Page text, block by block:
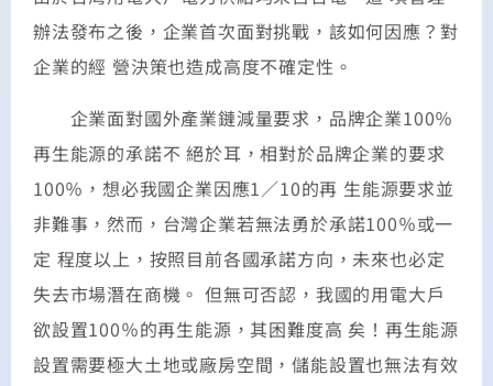
辦法發布之後，企業首次面對挑戰，該如何因應？對
企業的經 營決策也造成高度不確定性。
企業面對國外產業鏈減量要求，品牌企業100％
再生能源的承諾不 絕於耳，相對於品牌企業的要求
100％，想必我國企業因應1／10的再 生能源要求並
非難事，然而，台灣企業若無法勇於承諾100％或一
定 程度以上，按照目前各國承諾方向，未來也必定
失去市場潛在商機。 但無可否認，我國的用電大戶
欲設置100％的再生能源，其困難度高 矣！再生能源
設置需要極大土地或廠房空間，儲能設置也無法有效